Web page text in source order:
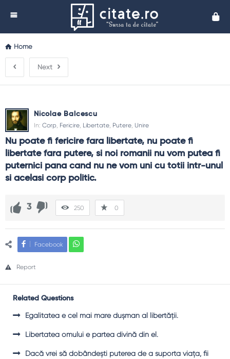
Home
Next
Nicolae Balcescu
In: Corp, Fericire, Libertate, Putere, Unire
Nu poate fi fericire fara libertate, nu poate fi
libertate fara putere, si noi romanii nu vom putea fi
puternici pana cand nu ne vom uni cu totii intr-unul
si acelasi corp politic.
3 250 0
Facebook
Report
Related Questions
Egalitatea e cel mai mare duşman al libertăţii.
Libertatea omului e partea divină din el.
Dacă vrei să dobândeşti puterea de a suporta viaţa, fii